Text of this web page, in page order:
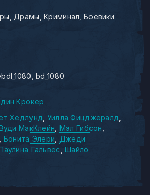
Драмы Криминал Боевики
bd_1080
Крокер
Хедлунд
Уилла Фицджералд
МакКлейн Мэл Гибсон
Бонита Элери
Джеди
Гальвес Шайло